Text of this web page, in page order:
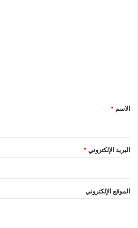
*
الاسم *
البريد الإلكتروني*
الموقع الإلكتروني